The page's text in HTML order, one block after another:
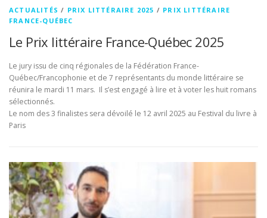
ACTUALITÉS / PRIX LITTÉRAIRE 2025 / PRIX LITTÉRAIRE
FRANCE-QUÉBEC
Le Prix littéraire France-Québec 2025
Le jury issu de cinq régionales de la Fédération France-
Québec/Francophonie et de 7 représentants du monde littéraire se
réunira le mardi 11 mars. Il s’est engagé à lire et à voter les huit romans
sélectionnés.
Le nom des 3 finalistes sera dévoilé le 12 avril 2025 au Festival du livre à
Paris